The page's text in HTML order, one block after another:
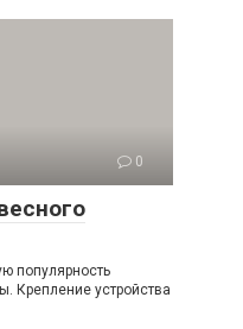
0
популярность
Крепление устройства